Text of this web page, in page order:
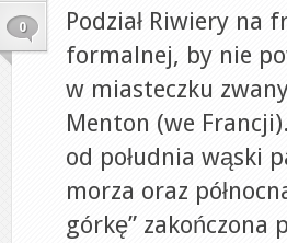
0
Podział Riwiery na
formalnej, by nie
w miasteczku
Menton (we
od południa wąski
morza oraz
górkę”